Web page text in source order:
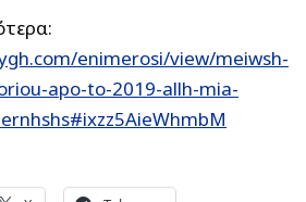
enimerosi/view/meiwsh-
apo-to-2019-allh-mia-